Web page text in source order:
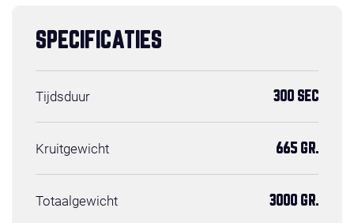
SPECIFICATIES
Tijdsduur 300 SEC
Kruitgewicht 665 GR.
Totaalgewicht 3000 GR.